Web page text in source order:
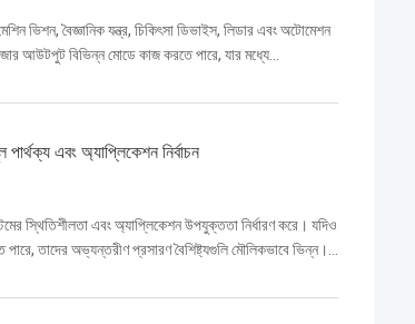
ভিশন, বৈজ্ঞানিক যন্ত্র, চিকিৎসা ডিভাইস, লিডার এবং অটোমেশন
আউটপুট বিভিন্ন মোডে কাজ করতে পারে, যার মধ্যে
এবং অ্যাপ্লিকেশন নির্বাচন
স্থিতিশীলতা এবং অ্যাপ্লিকেশন উপযুক্ততা নির্ধারণ করে। যদিও
তাদের অভ্যন্তরীণ প্রসারণ বৈশিষ্ট্যগুলি মৌলিকভাবে ভিন্ন।